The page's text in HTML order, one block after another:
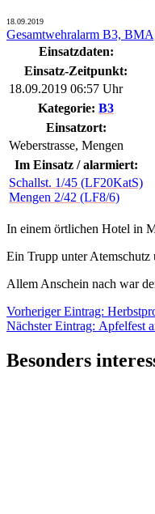
18.09.2019
Gesamtwehralarm B3,
Einsatzdaten:
Einsatz-Zeitpunkt:
18.09.2019 06:57 Uhr
Kategorie: B3
Einsatzort:
Weberstrasse, Mengen
Im Einsatz / alarmiert:
Schallst. 1/45 (LF20KatS)
Mengen 2/42 (LF8/6)
In einem örtlichen Hotel in
Ein Trupp unter Atemschutz
Allem Anschein nach war
Vorheriger Eintrag:
Eintrag:
Nächster Eintrag: Nächster
Apfelfest
Besonders